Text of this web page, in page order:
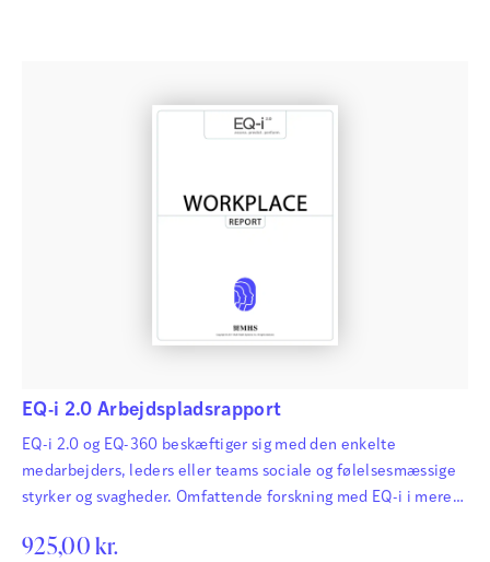
EQ-i 2.0 Arbejdspladsrapport
EQ-i 2.0 og EQ-360 beskæftiger sig med den enkelte
medarbejders, leders eller teams sociale og følelsesmæssige
styrker og svagheder. Omfattende forskning med EQ-i i mere
kompetencer har stor betydning for mange både hårde og
925,00kr.